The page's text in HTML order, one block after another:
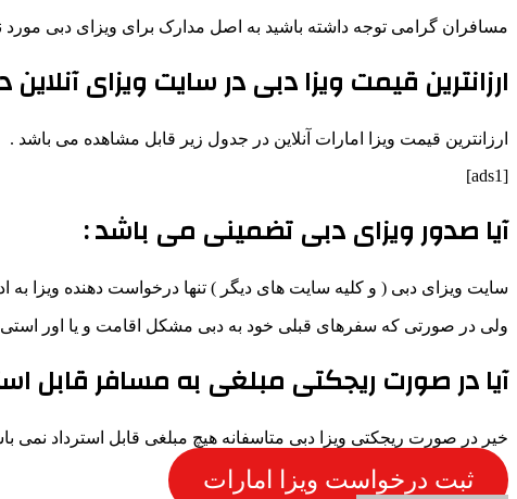
مسافران گرامی توجه داشته باشید به اصل مدارک برای ویزای دبی
ارزانترین قیمت ویزا دبی در سایت ویزای آنلاین
ارزانترین قیمت ویزا امارات آنلاین در جدول زیر قابل مشاهده می باشد .
[ads1]
آیا صدور ویزای دبی تضمینی می باشد :
سایت ویزای دبی ( و کلیه سایت های دیگر ) تنها درخواست دهنده ویزا
ولی در صورتی که سفرهای قبلی خود به دبی مشکل اقامت و یا اور استی نداشته باشید 99/9 درصد از درخواست های
آیا در صورت ریجکتی مبلغی به مسافر قابل
خیر در صورت ریجکتی ویزا دبی متاسفانه هیچ مبلغی قابل استرداد نمی
ثبت درخواست ویزا امارات